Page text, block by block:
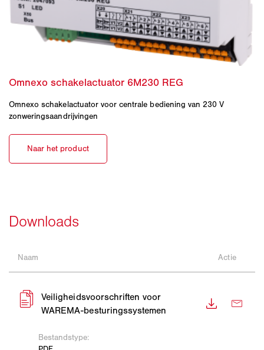
Omnexo schakelactuator voor centrale bediening van 230 V
zonweringsaandrijvingen